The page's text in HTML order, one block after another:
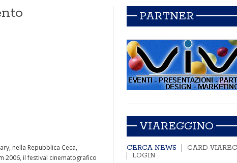
nella Repubblica Ceca,
2006, il festival cinematografico
PARTNER
VIAREGGINO
CERCA NEWS
CARD
LOGIN